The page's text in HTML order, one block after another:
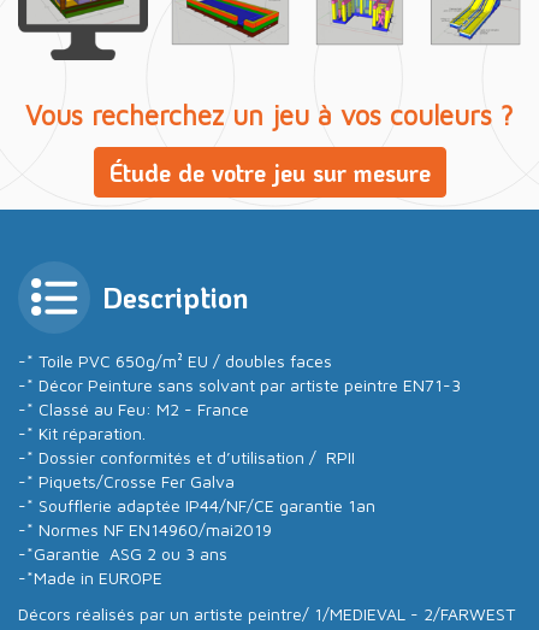
Vous recherchez un jeu à vos couleurs ?
Étude de votre jeu sur mesure
Description
-* Toile PVC 650g/m² EU / doubles faces
-* Décor Peinture sans solvant par artiste peintre EN71-3
-* Classé au Feu: M2 - France
-* Kit réparation.
-* Dossier conformités et d’utilisation / RPII
-* Piquets/Crosse Fer Galva
-* Soufflerie adaptée IP44/NF/CE garantie 1an
-* Normes NF EN14960/mai2019
-*Garantie ASG 2 ou 3 ans
-*Made in EUROPE
Décors réalisés par un artiste peintre/ 1/MEDIEVAL - 2/FARWEST